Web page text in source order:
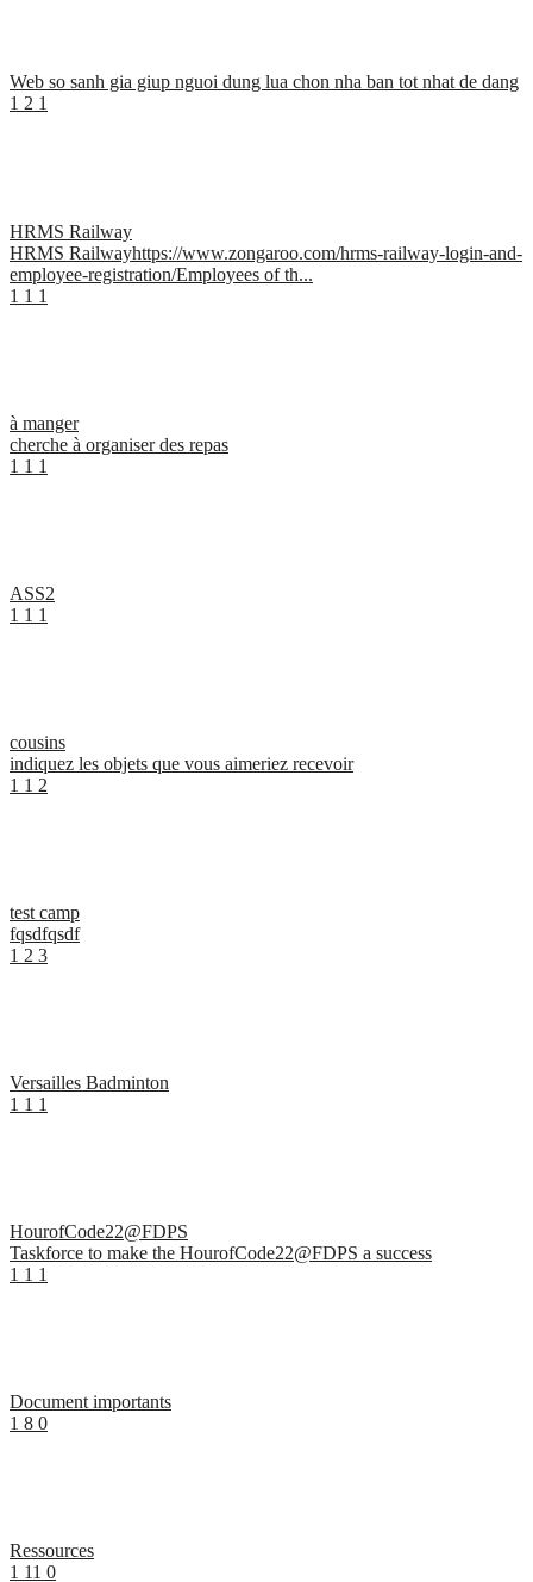
Web so sanh gia giup nguoi dung lua chon nha ban tot nhat de dang
1 2 1
HRMS Railway
HRMS Railwayhttps://www.zongaroo.com/hrms-railway-login-and-
employee-registration/Employees of th...
1 1 1
à manger
cherche à organiser des repas
1 1 1
ASS2
1 1 1
cousins
indiquez les objets que vous aimeriez recevoir
1 1 2
test camp
fqsdfqsdf
1 2 3
Versailles Badminton
1 1 1
HourofCode22@FDPS
Taskforce to make the HourofCode22@FDPS a success
1 1 1
Document importants
1 8 0
Ressources
1 11 0